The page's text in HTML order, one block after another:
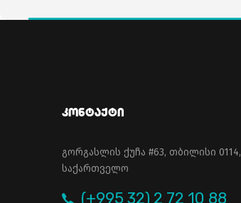
Კონტაქტი
გორგასლის ქუჩა #63, თბილისი 0114,
საქართველო
(+995 32) 2 72 10 88